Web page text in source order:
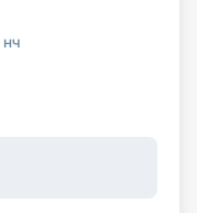
нч